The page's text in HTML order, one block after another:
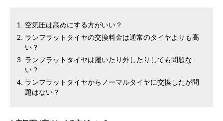
空気圧は高めにする方がいい？
ランフラットタイヤの交換料金は通常のタイヤよりも高
い？
ランフラットタイヤは履いたり外したりしても問題な
い？
ランフラットタイヤからノーマルタイヤに交換したが問
題はない？